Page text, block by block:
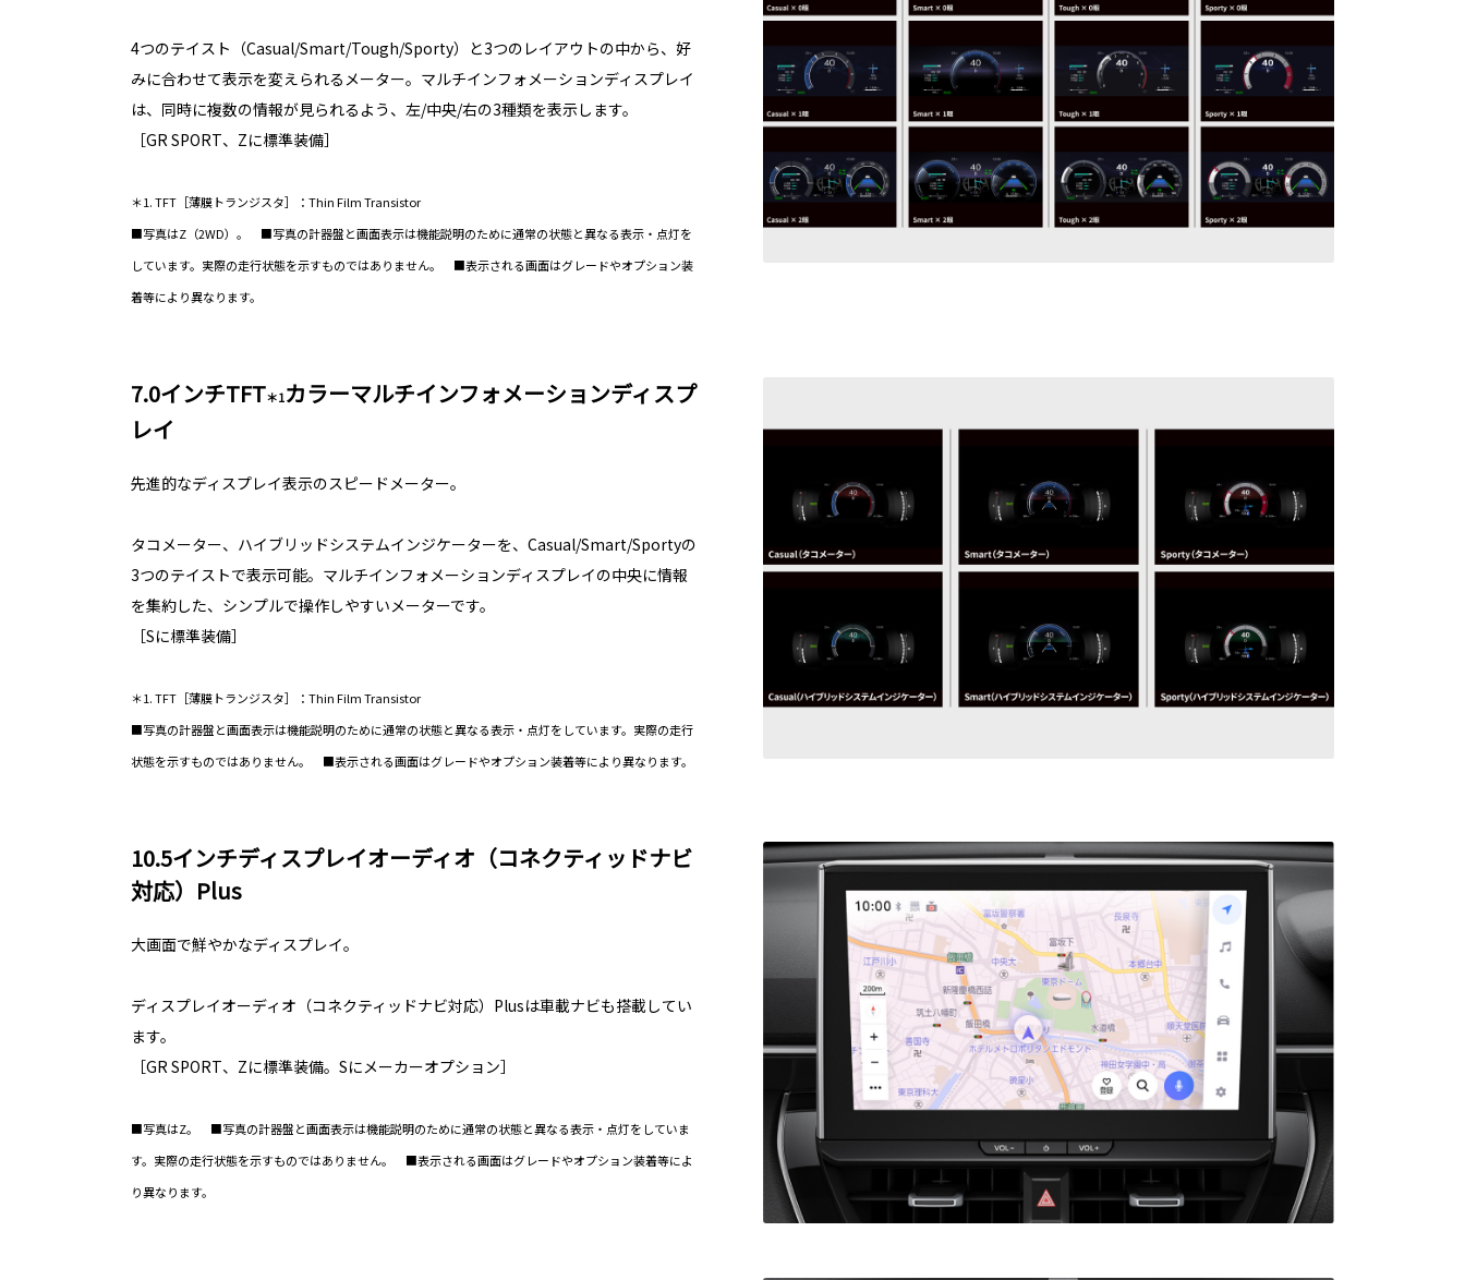
4つのテイスト（Casual/Smart/Tough/Sporty）と3つのレイアウトの中から、好
みに合わせて表示を変えられるメーター。マルチインフォメーションディスプレイ
は、同時に複数の情報が見られるよう、左/中央/右の3種類を表示します。
［GR SPORT、Zに標準装備］
＊1. TFT［薄膜トランジスタ］：Thin Film Transistor
■写真はZ（2WD）。 ■写真の計器盤と画面表示は機能説明のために通常の状態と異なる表示・点灯を
しています。実際の走行状態を示すものではありません。 ■表示される画面はグレードやオプション装
着等により異なります。
7.0インチTFT＊1カラーマルチインフォメーションディスプ
レイ
先進的なディスプレイ表示のスピードメーター。
タコメーター、ハイブリッドシステムインジケーターを、Casual/Smart/Sportyの
3つのテイストで表示可能。マルチインフォメーションディスプレイの中央に情報
を集約した、シンプルで操作しやすいメーターです。
［Sに標準装備］
＊1. TFT［薄膜トランジスタ］：Thin Film Transistor
■写真の計器盤と画面表示は機能説明のために通常の状態と異なる表示・点灯をしています。実際の走行
状態を示すものではありません。 ■表示される画面はグレードやオプション装着等により異なります。
10.5インチディスプレイオーディオ（コネクティッドナビ
対応）Plus
大画面で鮮やかなディスプレイ。
ディスプレイオーディオ（コネクティッドナビ対応）Plusは車載ナビも搭載してい
ます。
［GR SPORT、Zに標準装備。Sにメーカーオプション］
■写真はZ。 ■写真の計器盤と画面表示は機能説明のために通常の状態と異なる表示・点灯をしていま
す。実際の走行状態を示すものではありません。 ■表示される画面はグレードやオプション装着等によ
り異なります。